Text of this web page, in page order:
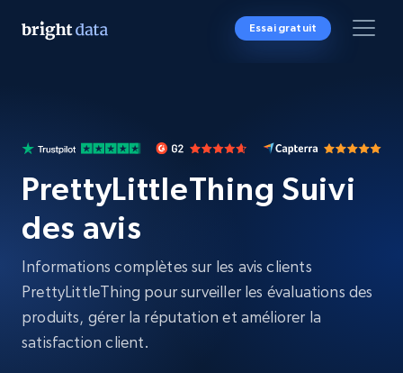
Essai gratuit
PrettyLittleThing Suivi
des avis
Informations complètes sur les avis clients
PrettyLittleThing pour surveiller les évaluations des
produits, gérer la réputation et améliorer la
satisfaction client.